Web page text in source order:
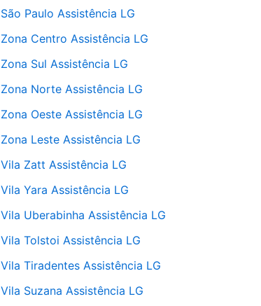
São Paulo Assistência LG
Zona Centro Assistência LG
Zona Sul Assistência LG
Zona Norte Assistência LG
Zona Oeste Assistência LG
Zona Leste Assistência LG
Vila Zatt Assistência LG
Vila Yara Assistência LG
Vila Uberabinha Assistência LG
Vila Tolstoi Assistência LG
Vila Tiradentes Assistência LG
Vila Suzana Assistência LG